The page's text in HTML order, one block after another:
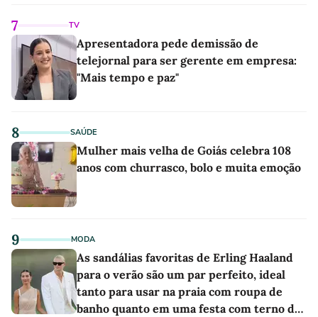
7 TV
Apresentadora pede demissão de
telejornal para ser gerente em empresa:
"Mais tempo e paz"
8 SAÚDE
Mulher mais velha de Goiás celebra 108
anos com churrasco, bolo e muita emoção
9 MODA
As sandálias favoritas de Erling Haaland
para o verão são um par perfeito, ideal
tanto para usar na praia com roupa de
banho quanto em uma festa com terno de